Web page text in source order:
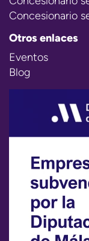
Concesionario
Otros enlaces
Eventos
Blog